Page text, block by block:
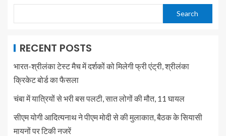
Search
RECENT POSTS
भारत-श्रीलंका टेस्ट मैच में दर्शकों को मिलेगी फ्री एंट्री, श्रीलंका
क्रिकेट बोर्ड का फैसला
चंबा में यात्रियों से भरी बस पलटी, सात लोगों की मौत, 11 घायल
सीएम योगी आदित्यनाथ ने पीएम मोदी से की मुलाकात, बैठक के सियासी
मायनों पर टिकी नजरें